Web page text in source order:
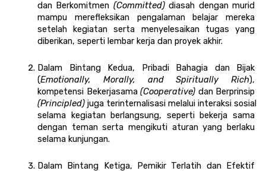
dan Berkomitmen (Committed) diasah dengan murid
mampu merefleksikan pengalaman belajar mereka
setelah kegiatan serta menyelesaikan tugas yang
diberikan, seperti lembar kerja dan proyek akhir.
Dalam Bintang Kedua, Pribadi Bahagia dan Bijak
(Emotionally, Morally, and Spiritually Rich),
kompetensi Bekerjasama (Cooperative)
(Principled) juga terinternalisasi melalui interaksi sosial
selama kegiatan berlangsung, seperti bekerja sama
dengan teman serta mengikuti aturan yang berlaku
selama kunjungan.